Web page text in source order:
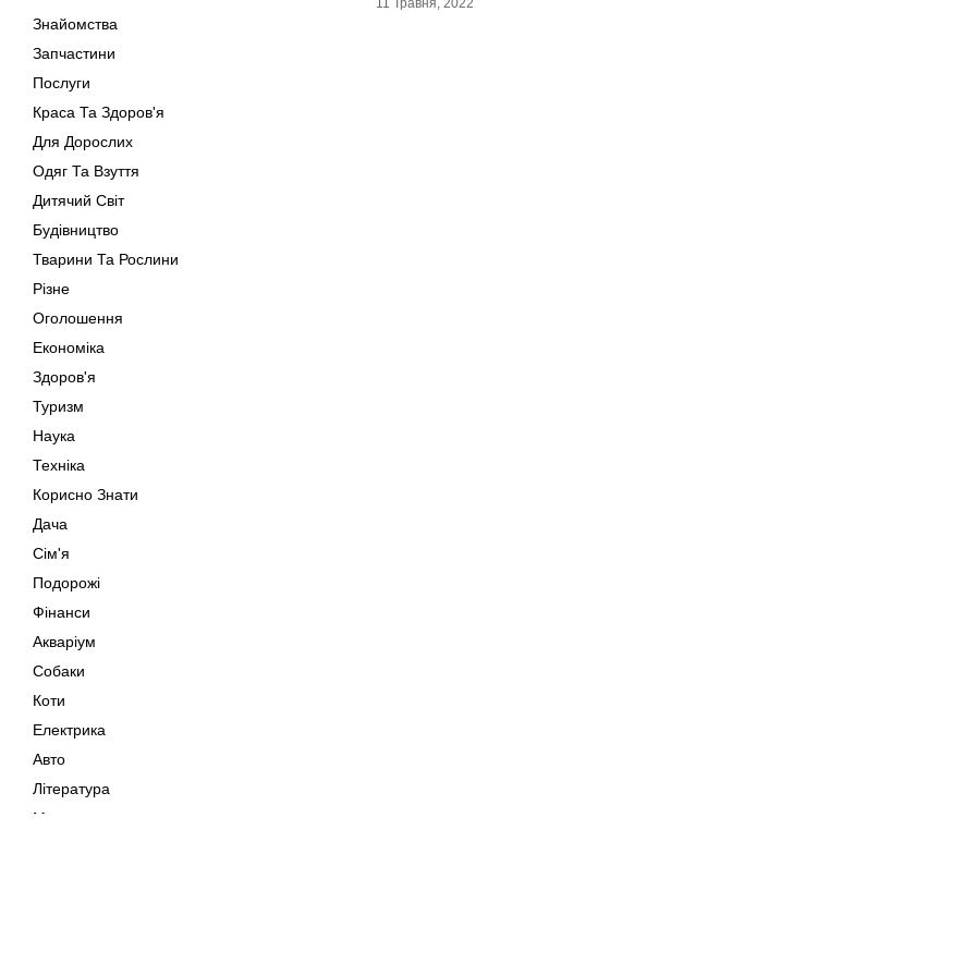
Знайомства
Запчастини
Послуги
Краса Та Здоров'я
Для Дорослих
Одяг Та Взуття
Дитячий Світ
Будівництво
Тварини Та Рослини
Різне
Оголошення
Економіка
Здоров'я
Туризм
Наука
Техніка
Корисно Знати
Дача
Сім'я
Подорожі
Фінанси
Акваріум
Собаки
Коти
Електрика
Авто
Література
Музика
11 Травня, 2022